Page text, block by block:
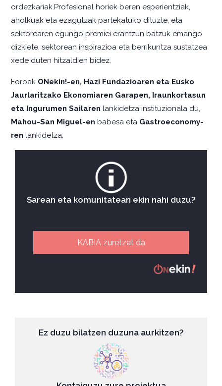
ordezkariak.Profesional horiek beren esperientziak,
aholkuak eta ezagutzak partekatuko dituzte, eta
sektorearen egungo premiei erantzun batzuk emango
dizkiete, sektorean inspirazioa eta berrikuntza sustatzea
xede duten hitzaldien bidez.
Foroak ONekin!-en, Hazi Fundazioaren eta Eusko
Jaurlaritzako Ekonomiaren Garapen, Iraunkortasun
eta Ingurumen Sailaren lankidetza instituzionala du,
Mahou-San Miguel-en babesa eta Gastroeconomy-
ren lankidetza.
Sarean eta komunitatean ekin nahi duzu?
KABIA zuretzat da
Ez duzu bilatzen duzuna aurkitzen?